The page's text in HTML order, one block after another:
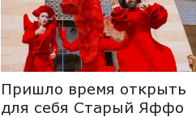
Пришло время открыть
для себя Старый Яффо